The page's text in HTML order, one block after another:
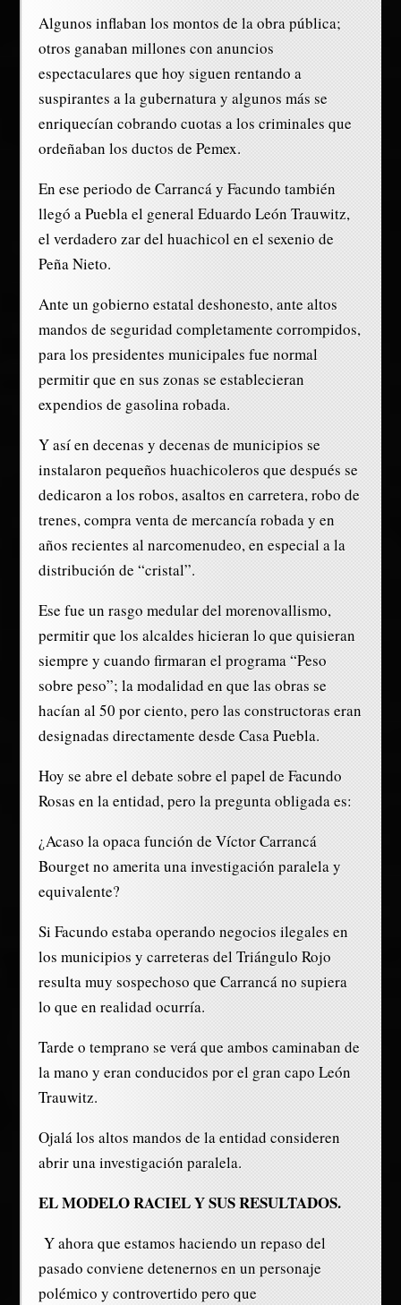
Algunos inflaban los montos de la obra pública;
otros ganaban millones con anuncios
espectaculares que hoy siguen rentando a
suspirantes a la gubernatura y algunos más se
enriquecían cobrando cuotas a los criminales que
ordeñaban los ductos de Pemex.
En ese periodo de Carrancá y Facundo también
llegó a Puebla el general Eduardo León Trauwitz,
el verdadero zar del huachicol en el sexenio de
Peña Nieto.
Ante un gobierno estatal deshonesto, ante altos
mandos de seguridad completamente corrompidos,
para los presidentes municipales fue normal
permitir que en sus zonas se establecieran
expendios de gasolina robada.
Y así en decenas y decenas de municipios se
instalaron pequeños huachicoleros que después se
dedicaron a los robos, asaltos en carretera, robo de
trenes, compra venta de mercancía robada y en
años recientes al narcomenudeo, en especial a la
distribución de “cristal”.
Ese fue un rasgo medular del morenovallismo,
permitir que los alcaldes hicieran lo que quisieran
siempre y cuando firmaran el programa “Peso
sobre peso”; la modalidad en que las obras se
hacían al 50 por ciento, pero las constructoras eran
designadas directamente desde Casa Puebla.
Hoy se abre el debate sobre el papel de Facundo
Rosas en la entidad, pero la pregunta obligada es:
¿Acaso la opaca función de Víctor Carrancá
Bourget no amerita una investigación paralela y
equivalente?
Si Facundo estaba operando negocios ilegales en
los municipios y carreteras del Triángulo Rojo
resulta muy sospechoso que Carrancá no supiera
lo que en realidad ocurría.
Tarde o temprano se verá que ambos caminaban de
la mano y eran conducidos por el gran capo León
Trauwitz.
Ojalá los altos mandos de la entidad consideren
abrir una investigación paralela.
EL MODELO RACIEL Y SUS RESULTADOS.
Y ahora que estamos haciendo un repaso del
pasado conviene detenernos en un personaje
polémico y controvertido pero que